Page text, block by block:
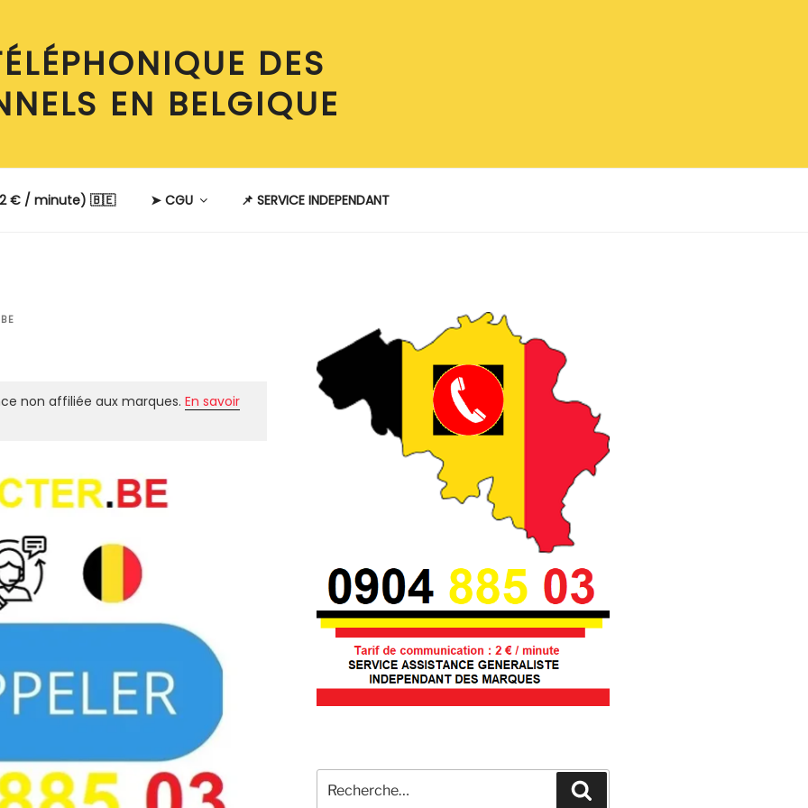
DES
EN BELGIQUE
€ / minute) 🇧🇪 ➤ CGU 📌 SERVICE INDEPENDANT
non affiliée aux marques. En savoir
pour